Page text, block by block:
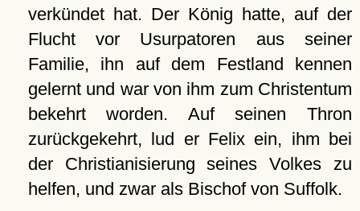
verkündet hat. Der König hatte, auf der
Flucht vor Usurpatoren aus seiner
Familie, ihn auf dem Festland kennen
gelernt und war von ihm zum Christentum
bekehrt worden. Auf seinen Thron
zurückgekehrt, lud er Felix ein, ihm bei
der Christianisierung seines Volkes zu
helfen, und zwar als Bischof von Suffolk.